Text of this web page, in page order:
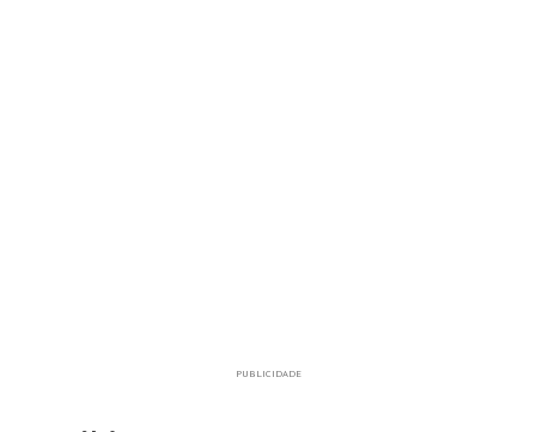
PUBLICIDADE